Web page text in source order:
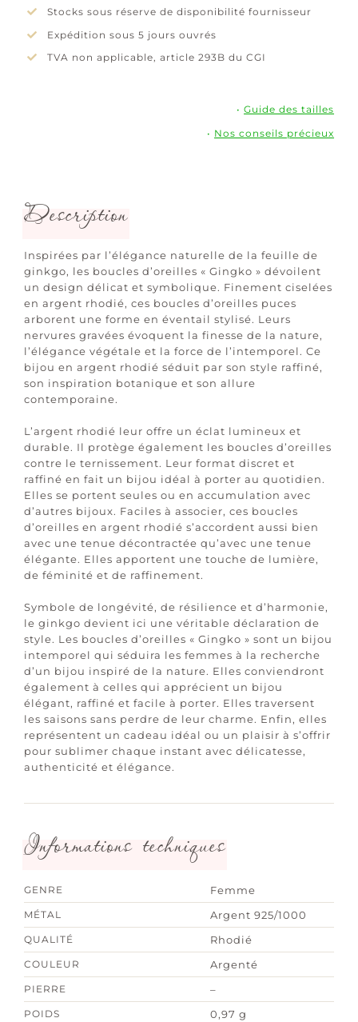
Stocks sous réserve de disponibilité fournisseur
Expédition sous 5 jours ouvrés
TVA non applicable, article 293B du CGI
•Guide des tailles
• Nos conseils précieux
Description
Inspirées par l’élégance naturelle de la feuille de
ginkgo, les boucles d’oreilles « Gingko » dévoilent
un design délicat et symbolique. Finement ciselées
en argent rhodié, ces boucles d’oreilles puces
arborent une forme en éventail stylisé. Leurs
nervures gravées évoquent la finesse de la nature,
l’élégance végétale et la force de l’intemporel. Ce
bijou en argent rhodié séduit par son style raffiné,
son inspiration botanique et son allure
contemporaine.
L’argent rhodié leur offre un éclat lumineux et
durable. Il protège également les boucles d’oreilles
contre le ternissement. Leur format discret et
raffiné en fait un bijou idéal à porter au quotidien.
Elles se portent seules ou en accumulation avec
d’autres bijoux. Faciles à associer, ces boucles
d’oreilles en argent rhodié s’accordent aussi bien
avec une tenue décontractée qu’avec une tenue
élégante. Elles apportent une touche de lumière,
de féminité et de raffinement.
Symbole de longévité, de résilience et d’harmonie,
le ginkgo devient ici une véritable déclaration de
style. Les boucles d’oreilles « Gingko » sont un bijou
intemporel qui séduira les femmes à la recherche
d’un bijou inspiré de la nature. Elles conviendront
également à celles qui apprécient un bijou
élégant, raffiné et facile à porter. Elles traversent
les saisons sans perdre de leur charme. Enfin, elles
représentent un cadeau idéal ou un plaisir à s’offrir
pour sublimer chaque instant avec délicatesse,
authenticité et élégance.
Informations techniques
GENRE Femme
MÉTAL Argent 925/1000
QUALITÉ Rhodié
COULEUR Argenté
PIERRE –
POIDS 0,97 g